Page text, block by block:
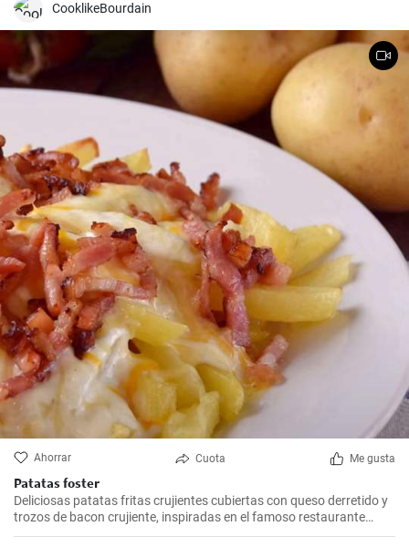
CooklikeBourdain
Ahorrar Cuota Me gusta
Patatas foster
Deliciosas patatas fritas crujientes cubiertas con queso derretido y
trozos de bacon crujiente, inspiradas en el famoso restaurante
Foster's Hollywood.